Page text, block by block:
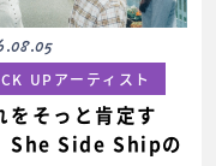
UPアーティスト
をそっと肯定す
She Side Shipの